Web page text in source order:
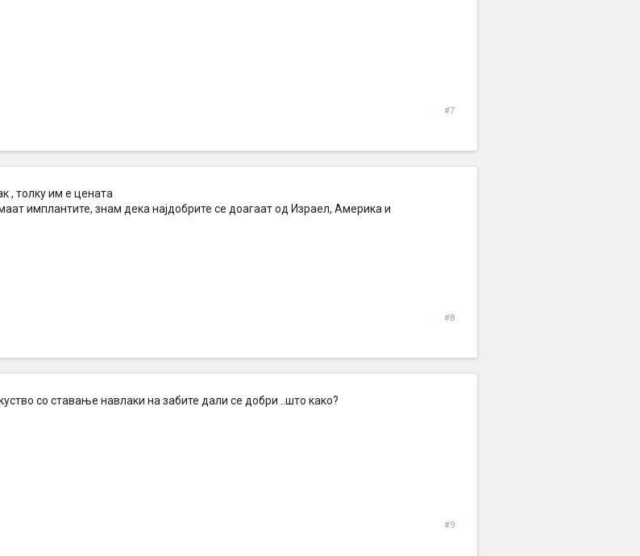
#7
, толку им е цената
имплантите, знам дека најдобрите се доагаат од Израел, Америка и
#8
со ставање навлаки на забите дали се добри ..што како?
#9